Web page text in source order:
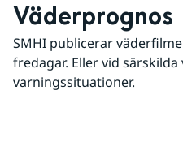
Väderprognos
SMHI publicerar
fredagar. Eller vid särskilda
varningssituationer.